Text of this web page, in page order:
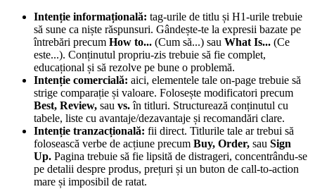
Intenție informațională: tag-urile de titlu și H1-urile trebuie
să sune ca niște răspunsuri. Gândește-te la expresii bazate pe
întrebări precum How to... (Cum să...) sau What Is... (Ce
este...). Conținutul propriu-zis trebuie să fie complet,
educațional și să rezolve pe bune o problemă.
Intenție comercială: aici, elementele tale on-page trebuie să
strige comparație și valoare. Folosește modificatori precum
Best, Review, sau vs.în titluri. Structurează conținutul cu
tabele, liste cu avantaje/dezavantaje și recomandări clare.
Intenție tranzacțională: fii direct. Titlurile tale ar trebui să
folosească verbe de acțiune precum Buy, Order, sau Sign
Up. Pagina trebuie să fie lipsită de distrageri, concentrându-se
pe detalii despre produs, prețuri și un buton de call-to-action
mare și imposibil de ratat.